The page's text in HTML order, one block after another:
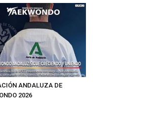
ANDALUZA DE
2026